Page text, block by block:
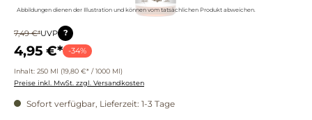
Abbildungen dienen der Illustration und können vom tatsächlichen Produkt abweichen.
7,49 €*UVP ?
4,95 €* -34%
Inhalt: 250 Ml (19,80 €* / 1000 Ml)
Preise inkl. MwSt. zzgl. Versandkosten
Sofort verfügbar, Lieferzeit: 1-3 Tage